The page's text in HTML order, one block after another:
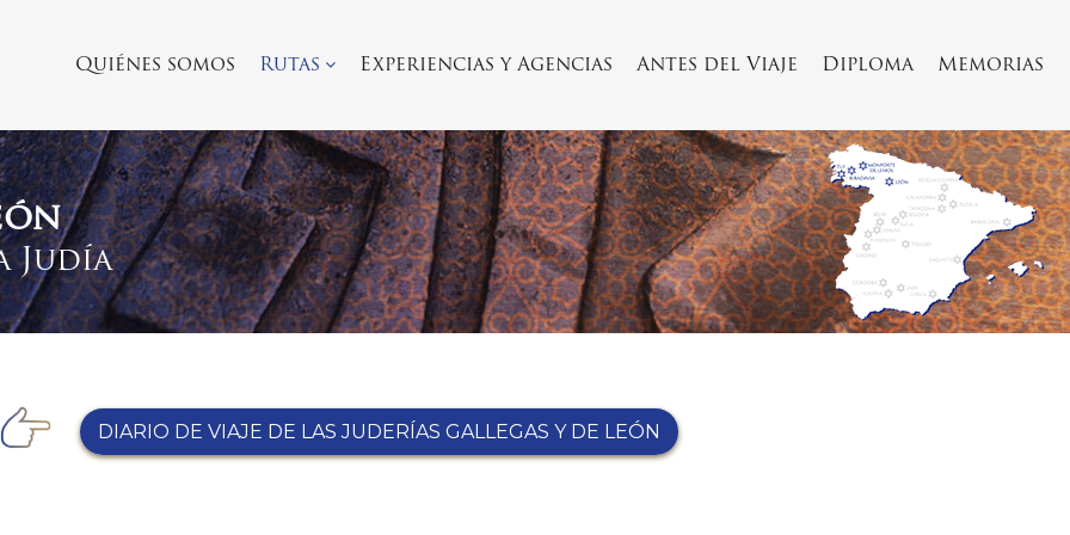
Quiénes somos Rutas Experiencias y Agencias Antes del Viaje Diploma Memorias
Judía
DIARIO DE VIAJE DE LAS JUDERÍAS GALLEGAS Y DE LEÓN